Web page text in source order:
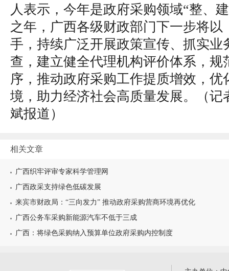
人表示，今年是政府采购领域“整、
之年，广西各级财政部门下一步将以
手，持续广泛开展政策宣传、抓实业
查，建立健全代理机构评价体系，规
序，推动政府采购工作提质增效，优
境，助力经济社会高质量发展。（记
斌报道 ）
相关文章
广西织牢评审专家科学管理网
广西政采支持绿色低碳发展
来宾市财政局：“三向发力” 推动政府采购营商环境再优化
广西公务车采购新能源汽车不低于三成
广西：将绿色采购纳入预算单位政府采购内控制度